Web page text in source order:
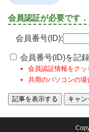
会員認証が必要です．
会員番号(ID):
会員番号(ID)を記
会員認証情報をク
共用のパソコンの場